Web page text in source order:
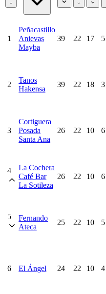
1
Peñacastillo
Anievas
Mayba
39 22 17 5
2
Tanos
Hakensa
39 22 18 3
3
Cortiguera
Posada
Santa Ana
26 22 10 6
4
La Cochera
Café Bar
La Sotileza
26 22 10 6
5
Fernando
Ateca
25 22 10 5
6 El Ángel 24 22 10 4